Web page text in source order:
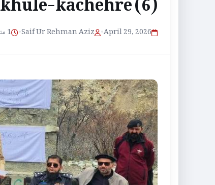
April 29, 2026
•
Saif Ur Rehman Aziz
• 1 منٹ پڑھنے کا وقت